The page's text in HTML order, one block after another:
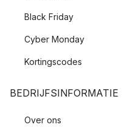
Black Friday
Cyber Monday
Kortingscodes
BEDRIJFSINFORMATIE
Over ons